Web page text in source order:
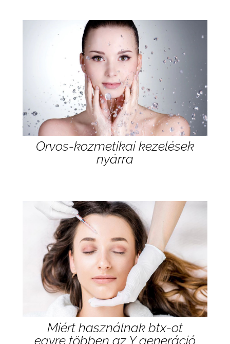
Orvos-kozmetikai kezelések
nyárra
Miért használnak btx-ot
egyre többen az Y generáció